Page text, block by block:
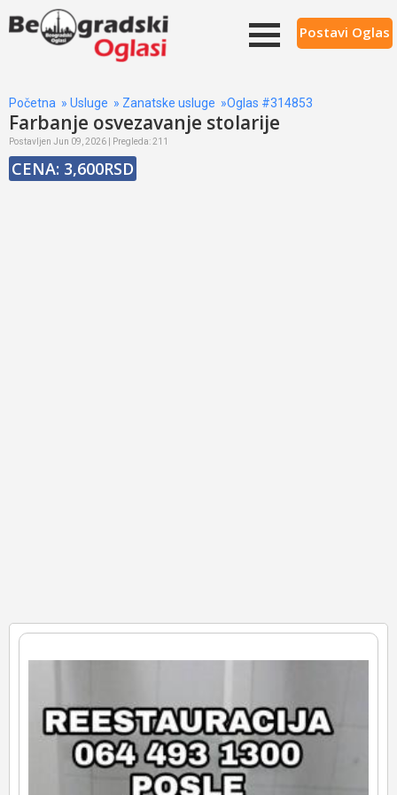
Postavi Oglas
Početna » Usluge » Zanatske usluge »Oglas #314853
Farbanje osvezavanje stolarije
Postavljen Jun 09, 2026 | Pregleda: 211
CENA: 3,600RSD